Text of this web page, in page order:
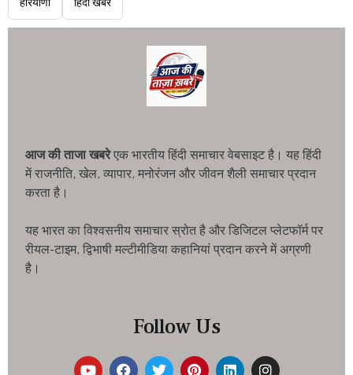
हरियाणा हिंदी खबरें
आज की ताजा खबरेएक भारतीय हिंदी समाचार वेबसाइट है। यह हिंदी
में राजनीति, खेल, व्यापार, मनोरंजन और जीवन शैली समाचार प्रदान
करता है।
यह भारत का विश्वसनीय समाचार स्रोत है और डिजिटल प्लेटफॉर्म पर
रीयल-टाइम, द्विभाषी मल्टीमीडिया कहानियां प्रदान करने में अग्रणी
है।
Follow Us